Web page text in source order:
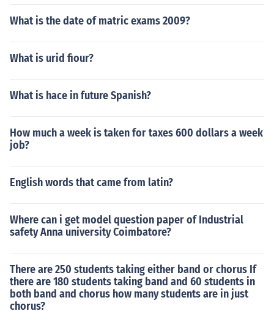
What is the date of matric exams 2009?
What is urid fiour?
What is hace in future Spanish?
How much a week is taken for taxes 600 dollars a week
job?
English words that came from latin?
Where can i get model question paper of Industrial
safety Anna university Coimbatore?
There are 250 students taking either band or chorus If
there are 180 students taking band and 60 students in
both band and chorus how many students are in just
chorus?